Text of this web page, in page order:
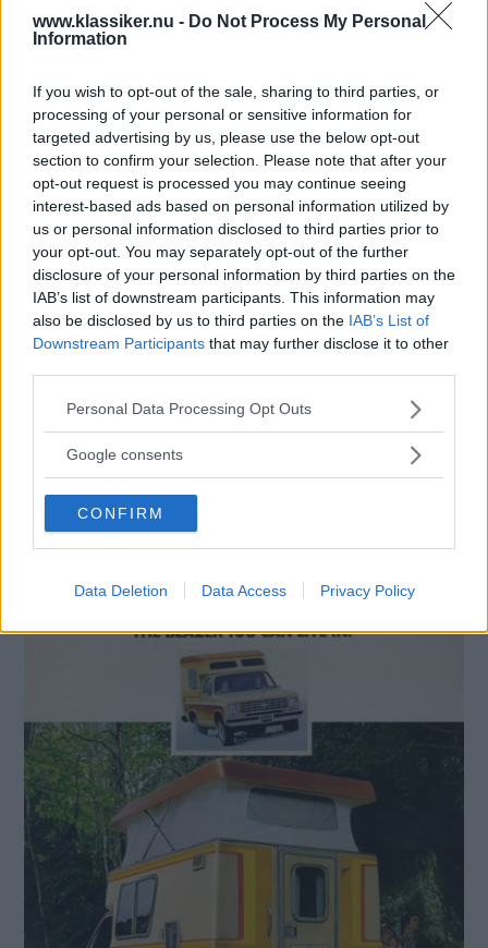
www.klassiker.nu - Do Not Process My Personal
Information
If you wish to opt-out of the sale, sharing to third parties, or
processing of your personal or sensitive information for
targeted advertising by us, please use the below opt-out
section to confirm your selection. Please note that after your
opt-out request is processed you may continue seeing
interest-based ads based on personal information utilized by
us or personal information disclosed to third parties prior to
your opt-out. You may separately opt-out of the further
disclosure of your personal information by third parties on the
IAB’s list of downstream participants. This information may
also be disclosed by us to third parties on the IAB’s List of
Downstream Participants that may further disclose it to other
Please note that this website/app uses one or more Google
not limited to your visit or usage behaviour. You may click to
use your data for below specified purposes in below Google
consent section.
Personal Data Processing Opt Outs
Google consents
CONFIRM
Data Deletion Data Access Privacy Policy
option package three var möjlighet för två extra
bäddar.
Blazer Chalet, som hos GMC hette Casa Grande
baserades på fyrhjulsdrivna chassin, på
motorsidan fanns 350" eller 400" att välja på.
Reservhjulet fick flytta från sin vanliga plats till
en hållare i fronten.
Den praktiska lillstugan kom dock bli ett rätt
ovanligt tillbehör, Blazer och Jimmy sålde bra
med 86838 respektive 18551 stycken sålda i
Chalet och Casa Grande erbjöds åren 1976-77
och det såldes bara drygt 1 800 av dessa.